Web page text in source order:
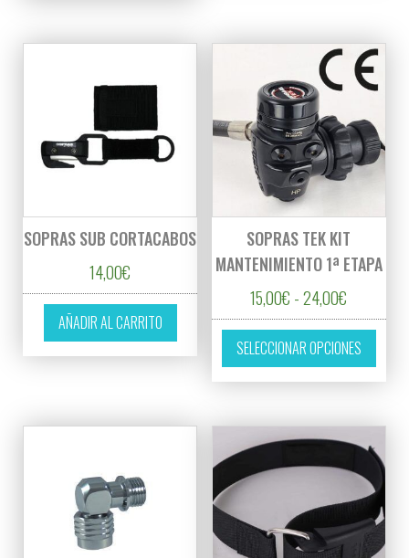
SOPRAS SUB CORTACABOS
14,00€
AÑADIR AL CARRITO
SOPRAS TEK KIT
MANTENIMIENTO 1ª ETAPA
15,00€ - 24,00€
SELECCIONAR OPCIONES
Este